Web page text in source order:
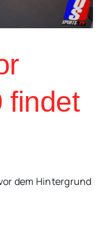
findet
dem Hintergrund